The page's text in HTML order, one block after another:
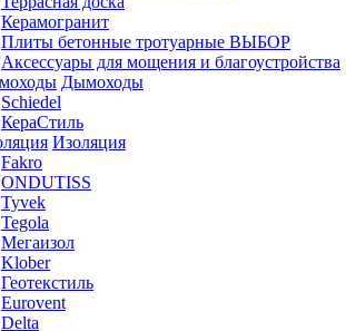
Керамогранит
Плиты бетонные тротуарные ВЫБОР
Аксессуары для мощения и благоустройства
Дымоходы
Schiedel
КераСтиль
Изоляция
Fakro
ONDUTISS
Tyvek
Tegola
Мегаизол
Klober
Геотекстиль
Eurovent
Delta